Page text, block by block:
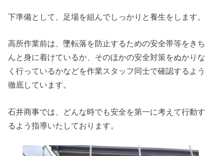
下準備として、足場を組んでしっかりと養生をします。
高所作業前は、墜転落を防止するための安全帯等をきち
んと身に着けているか、そのほかの安全対策をぬかりな
く行っているかなどを作業スタッフ同士で確認するよう
徹底しています。
石井商事では、どんな時でも安全を第一に考えて行動す
るよう指導いたしております。